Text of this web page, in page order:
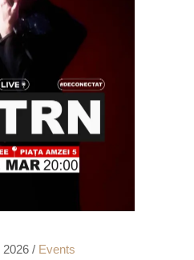
2026 Events